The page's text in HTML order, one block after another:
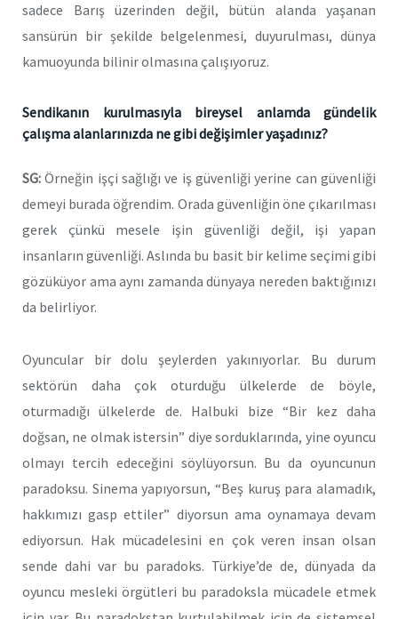
sadece Barış üzerinden değil, bütün alanda yaşanan
sansürün bir şekilde belgelenmesi, duyurulması, dünya
kamuoyunda bilinir olmasına çalışıyoruz.
Sendikanın kurulmasıyla bireysel anlamda gündelik
çalışma alanlarınızda ne gibi değişimler yaşadınız?
SG: Örneğin işçi sağlığı ve iş güvenliği yerine can güvenliği
demeyi burada öğrendim. Orada güvenliğin öne çıkarılması
gerek çünkü mesele işin güvenliği değil, işi yapan
insanların güvenliği. Aslında bu basit bir kelime seçimi gibi
gözüküyor ama aynı zamanda dünyaya nereden baktığınızı
da belirliyor.
Oyuncular bir dolu şeylerden yakınıyorlar. Bu durum
sektörün daha çok oturduğu ülkelerde de böyle,
oturmadığı ülkelerde de. Halbuki bize “Bir kez daha
doğsan, ne olmak istersin” diye sorduklarında, yine oyuncu
olmayı tercih edeceğini söylüyorsun. Bu da oyuncunun
paradoksu. Sinema yapıyorsun, “Beş kuruş para alamadık,
hakkımızı gasp ettiler” diyorsun ama oynamaya devam
ediyorsun. Hak mücadelesini en çok veren insan olsan
sende dahi var bu paradoks. Türkiye’de de, dünyada da
oyuncu mesleki örgütleri bu paradoksla mücadele etmek